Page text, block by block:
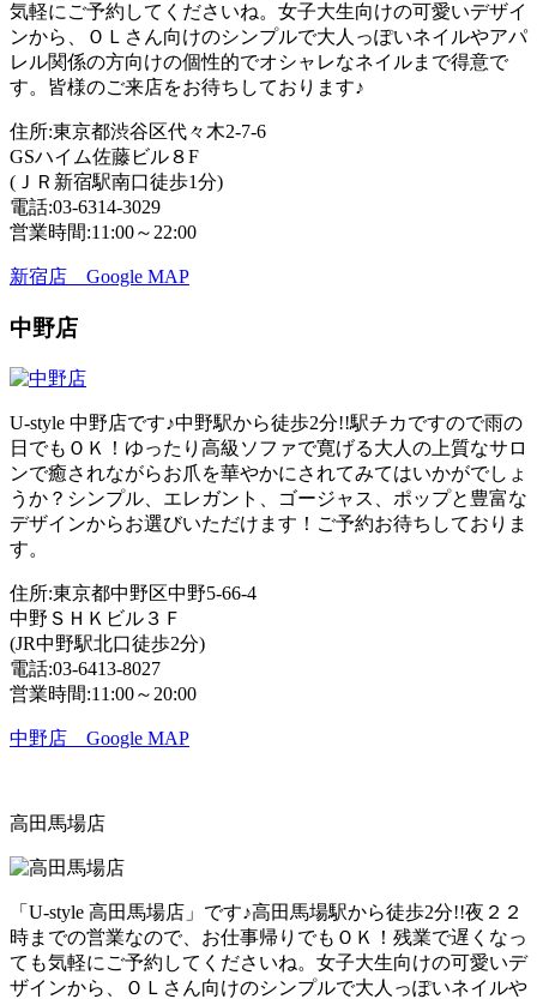
気軽にご予約してくださいね。女子大生向けの可愛いデザイ
ンから、ＯＬさん向けのシンプルで大人っぽいネイルやアパ
レル関係の方向けの個性的でオシャレなネイルまで得意で
す。皆様のご来店をお待ちしております♪
住所:東京都渋谷区代々木2-7-6
GSハイム佐藤ビル８F
(ＪＲ新宿駅南口徒歩1分)
電話:03-6314-3029
営業時間:11:00～22:00
新宿店 Google MAP
中野店
U-style 中野店です♪中野駅から徒歩2分!!駅チカですので雨の
日でもＯＫ！ゆったり高級ソファで寛げる大人の上質なサロ
ンで癒されながらお爪を華やかにされてみてはいかがでしょ
うか？シンプル、エレガント、ゴージャス、ポップと豊富な
デザインからお選びいただけます！ご予約お待ちしておりま
す。
住所:東京都中野区中野5-66-4
中野ＳＨＫビル３Ｆ
(JR中野駅北口徒歩2分)
電話:03-6413-8027
営業時間:11:00～20:00
中野店 Google MAP
高田馬場店
「U-style 高田馬場店」です♪高田馬場駅から徒歩2分!!夜２２
時までの営業なので、お仕事帰りでもＯＫ！残業で遅くなっ
ても気軽にご予約してくださいね。女子大生向けの可愛いデ
ザインから、ＯＬさん向けのシンプルで大人っぽいネイルや